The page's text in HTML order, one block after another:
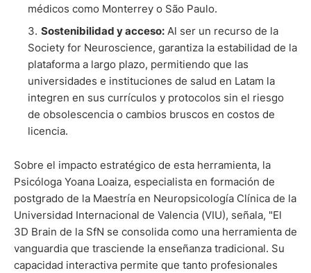
médicos como Monterrey o São Paulo.
Sostenibilidad y acceso: Al ser un recurso de la
Society for Neuroscience, garantiza la estabilidad de la
plataforma a largo plazo, permitiendo que las
universidades e instituciones de salud en Latam la
integren en sus currículos y protocolos sin el riesgo
de obsolescencia o cambios bruscos en costos de
licencia.
Sobre el impacto estratégico de esta herramienta, la
Psicóloga Yoana Loaiza, especialista en formación de
postgrado de la Maestría en Neuropsicología Clínica de la
Universidad Internacional de Valencia (VIU), señala, "El
3D Brain de la SfN se consolida como una herramienta de
vanguardia que trasciende la enseñanza tradicional. Su
capacidad interactiva permite que tanto profesionales